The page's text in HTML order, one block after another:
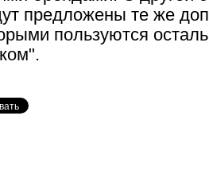
предложены те же
пользуются